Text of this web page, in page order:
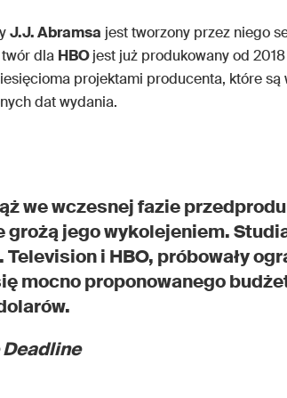
J.J. Abramsa jest tworzony przez niego
dla HBOjest już produkowany od
projektami producenta, które
dat wydania.
we wczesnej fazie
jego wykolejeniem.
Television i HBO, próbowały
mocno proponowanego